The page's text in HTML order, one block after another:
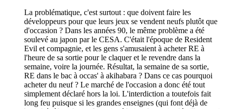
La problématique, c'est surtout : que doivent faire les
développeurs pour que leurs jeux se vendent neufs plutôt que
d'occasion ? Dans les années 90, le même problème a été
soulevé au japon par le CESA. C'était l'époque de Resident
Evil et compagnie, et les gens s'amusaient à acheter RE à
l'heure de sa sortie pour le claquer et le revendre dans la
semaine, voire la journée. Résultat, la semaine de sa sortie,
RE dans le bac à occas' à akihabara ? Dans ce cas pourquoi
acheter du neuf ? Le marché de l'occasion a donc été tout
simplement déclaré hors la loi. L'interdiction a toutefois fait
long feu puisque si les grandes enseignes (qui font déjà de